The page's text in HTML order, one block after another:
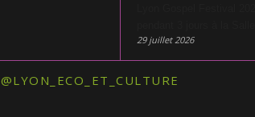
29 juillet 2026
@LYON_ECO_ET_CULTURE